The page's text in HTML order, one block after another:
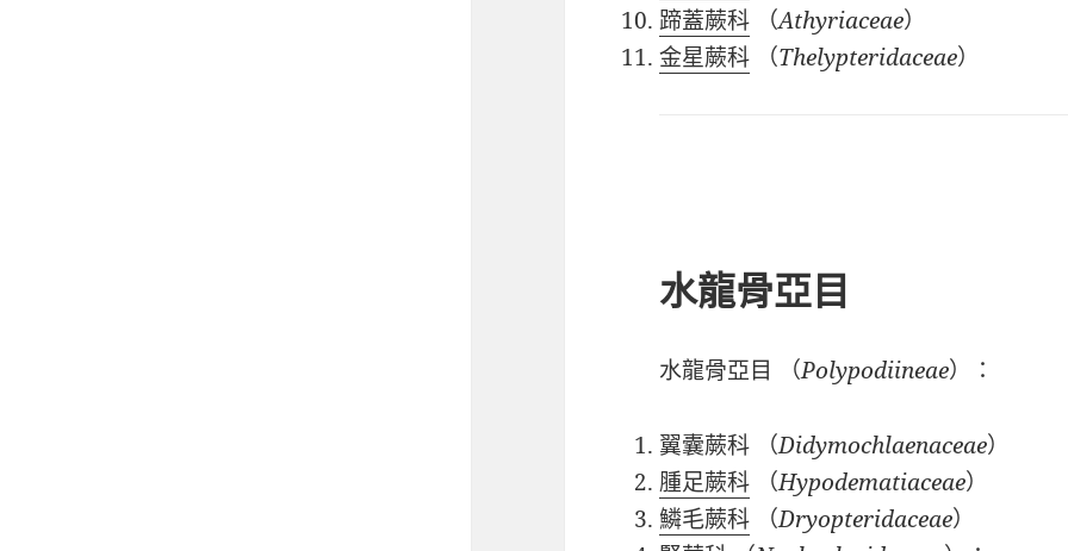
蹄蓋蕨科 （Athyriaceae）
金星蕨科 （Thelypteridaceae）
水龍骨亞目
水龍骨亞目 （Polypodiineae）：
翼囊蕨科 （Didymochlaenaceae）
腫足蕨科
（Hypodematiaceae）
鱗毛蕨科
（Dryopteridaceae）